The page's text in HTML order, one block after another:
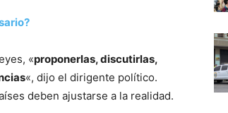
«proponerlas, discutirlas,
«, dijo el dirigente político.
deben ajustarse a la realidad.